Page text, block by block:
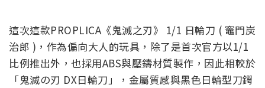
這次這款PROPLICA《鬼滅之刃》 1/1 日輪刀 ( 竈門炭
治郎 )，作為偏向大人的玩具，除了是首次官方以1/1
比例推出外，也採用ABS與壓鑄材質製作，因此相較於
「鬼滅の刃 DX日輪刀」，金屬質感與黑色日輪型刀鍔